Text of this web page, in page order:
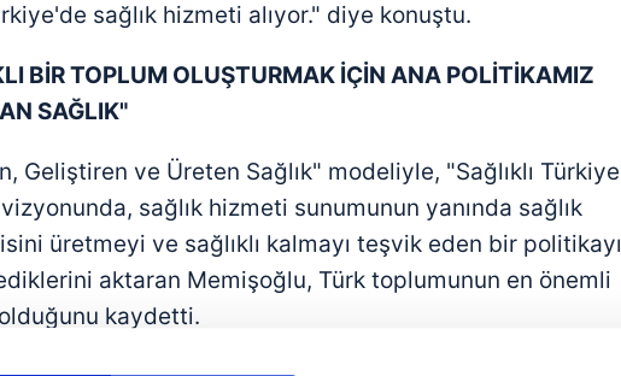
sağlık hizmeti alıyor." diye konuştu.
BİR TOPLUM OLUŞTURMAK İÇİN ANA POLİTİKAMIZ
SAĞLIK"
Geliştiren ve Üreten Sağlık" modeliyle, "Sağlıklı Türkiye
vizyonunda, sağlık hizmeti sunumunun yanında sağlık
üretmeyi ve sağlıklı kalmayı teşvik eden bir politikayı
aktaran Memişoğlu, Türk toplumunun en önemli
kaydetti.